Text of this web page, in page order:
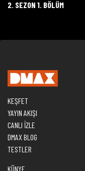
2. SEZON 1. BÖLÜM
KEŞFET
YAYIN AKIŞI
CANLI İZLE
DMAX BLOG
TESTLER
KÜNYE